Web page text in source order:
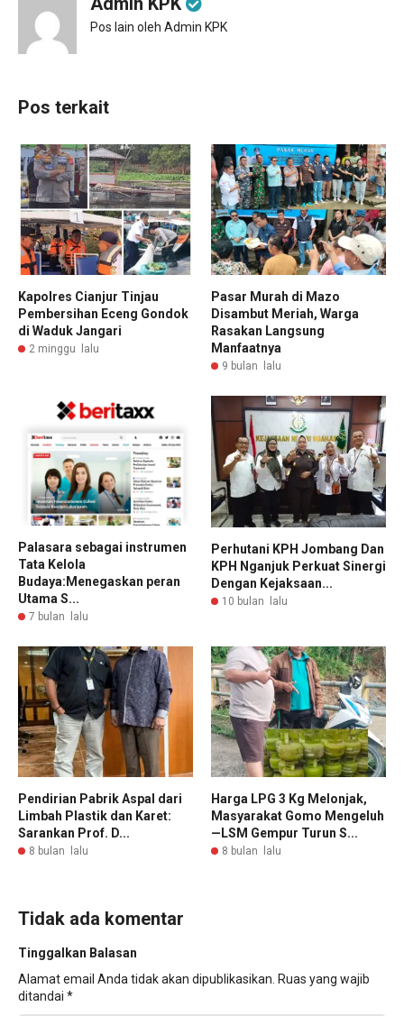
Pos lain oleh Admin KPK
Pos terkait
Kapolres Cianjur Tinjau
Pembersihan Eceng Gondok
di Waduk Jangari
2 minggu lalu
Pasar Murah di Mazo
Disambut Meriah, Warga
Rasakan Langsung
Manfaatnya
9 bulan lalu
Palasara sebagai instrumen
Tata Kelola
Budaya:Menegaskan peran
Utama S...
7 bulan lalu
Perhutani KPH Jombang Dan
KPH Nganjuk Perkuat Sinergi
Dengan Kejaksaan...
10 bulan lalu
Pendirian Pabrik Aspal dari
Limbah Plastik dan Karet:
Sarankan Prof. D...
8 bulan lalu
Harga LPG 3 Kg Melonjak,
Masyarakat Gomo Mengeluh
—LSM Gempur Turun S...
8 bulan lalu
Tidak ada komentar
Tinggalkan Balasan
Alamat email Anda tidak akan dipublikasikan. Ruas yang wajib
ditandai *